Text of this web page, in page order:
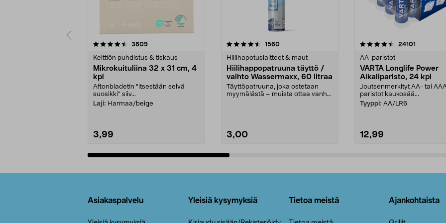
3809arvostelut
Keittiön puhdistus & tiskaus
Mikrokuituliina 32 x 31 cm, 4
kpl
Aftonbladetin "itsestään selvä
suosikki" siiv...
Laji: Harmaa/beige
3,99
4.5viidestä
1560arvostelut
Hiilihapotuslaitteet & maut
Hiilihappopatruuna täyttö /
vaihto Wassermaxx, 60 litraa
Täyttöpatruuna, joka ostetaan
myymälästä – muista ottaa vanha
3,00
4.5viidestä
24101
AA-paristot
VARTA Longlife Power
Alkaliparisto, 24 kpl
Joutsenmerkityt AA- tai
paristot kaukosää...
Tyyppi: AA/LR6
12,99
4.5viidestä
Asiakaspalvelu Yleisiä kysymyksiä Tietoa meistä Ajankohtaista